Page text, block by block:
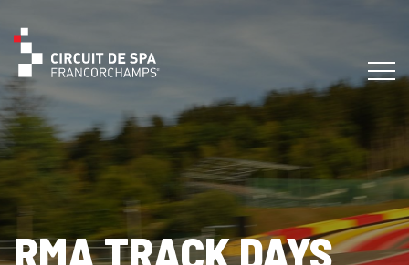
RMA TRACK DAYS